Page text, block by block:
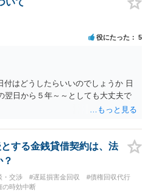
いて
役にたった 5
はどうしたらいいのでしょうか 日
翌日から５年～～としても大丈夫で
する金銭貸借契約は、法
・交渉 #遅延損害金回収
#債権回収代行
の時効中断